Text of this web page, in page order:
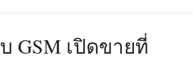
GSM เปิดขายที่